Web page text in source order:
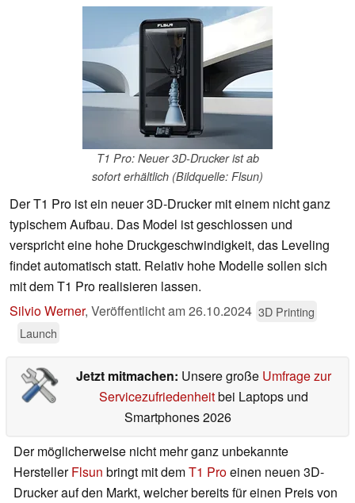
T1 Pro: Neuer 3D-Drucker ist ab
sofort erhältlich (Bildquelle: Flsun)
Der T1 Pro ist ein neuer 3D-Drucker mit einem nicht ganz
typischem Aufbau. Das Model ist geschlossen und
verspricht eine hohe Druckgeschwindigkeit, das Leveling
findet automatisch statt. Relativ hohe Modelle sollen sich
mit dem T1 Pro realisieren lassen.
Silvio Werner, Veröffentlicht am26.10.2024 3D Printing
Launch
Jetzt mitmachen: Unsere große Umfrage zur
Servicezufriedenheitbei Laptops und
Smartphones 2026
Der möglicherweise nicht mehr ganz unbekannte
HerstellerFlsun bringt mit demT1 Proeinen neuen 3D-
Drucker auf den Markt, welcher bereits für einen Preis von